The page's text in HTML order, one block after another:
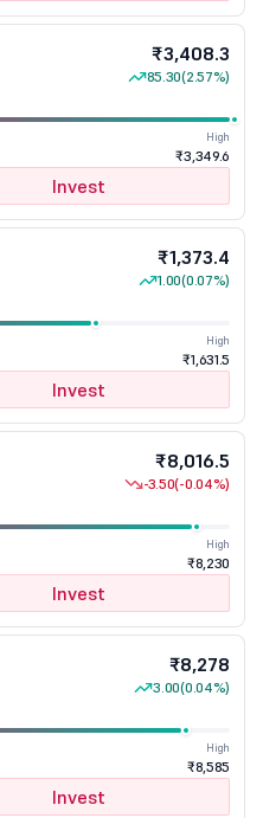
₹3,408.3
85.30(2.57%)
High
₹3,349.6
Invest
₹1,373.4
1.00(0.07%)
High
₹1,631.5
Invest
₹8,016.5
-3.50(-0.04%)
High
₹8,230
Invest
₹8,278
3.00(0.04%)
High
₹8,585
Invest